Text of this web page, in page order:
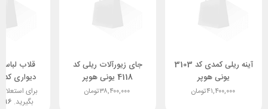
آینه ریلی کمدی کد 3103
یونی هوپر
۴۱,۴۰۰,۰۰۰تومان
جای زیورآلات ریلی کد
4118 یونی هوپر
۳۸,۴۰۰,۰۰۰تومان
قلاب
دیواری کد 2001 ملونی
برای
بگیرید.